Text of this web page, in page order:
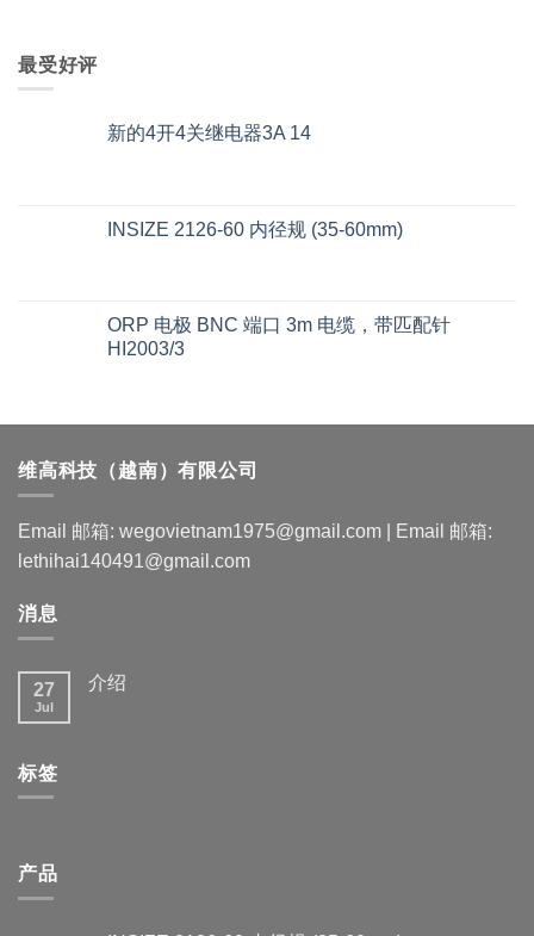
最受好评
新的4开4关继电器3A 14
INSIZE 2126-60 内径规 (35-60mm)
ORP 电极 BNC 端口 3m 电缆，带匹配针
HI2003/3
维高科技（越南）有限公司
Email 邮箱: wegovietnam1975@gmail.com | Email 邮箱:
lethihai140491@gmail.com
消息
27
Jul
介绍
标签
产品